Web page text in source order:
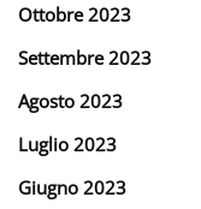
Ottobre 2023
Settembre 2023
Agosto 2023
Luglio 2023
Giugno 2023